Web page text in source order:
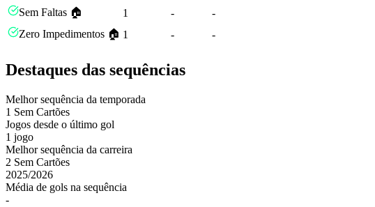
Sem Faltas 🏠
1 -
-
Zero Impedimentos 🏠 1 - -
Destaques das sequências
Melhor sequência da temporada
1 Sem Cartões
Jogos desde o último gol
1 jogo
Melhor sequência da carreira
2 Sem Cartões
2025/2026
Média de gols na sequência
-